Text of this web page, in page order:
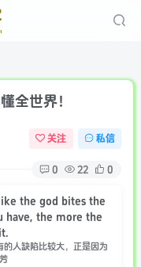
全世界！
关注 私信
0 22 0
the god bites the
have, the more the
人缺陷比较大，正是因为